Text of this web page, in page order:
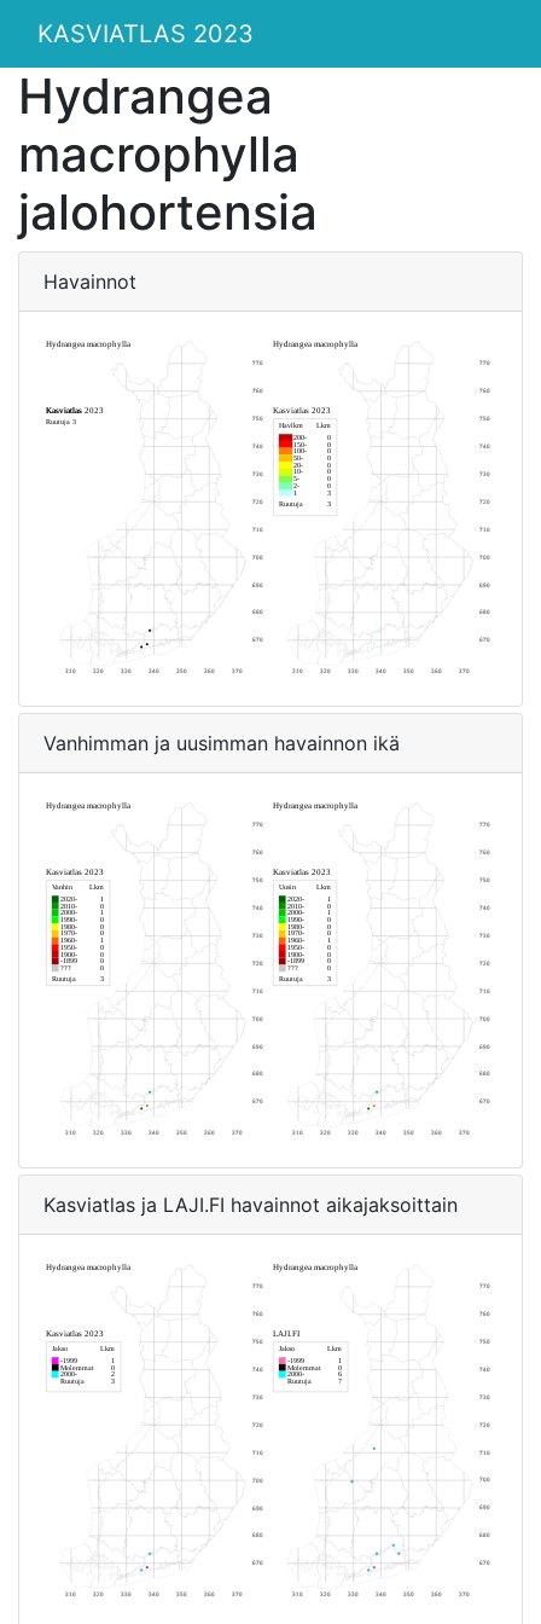
KASVIATLAS 2023
Hydrangea
macrophylla
jalohortensia
Havainnot
Vanhimman ja uusimman havainnon ikä
Kasviatlas ja LAJI.FI havainnot aikajaksoittain